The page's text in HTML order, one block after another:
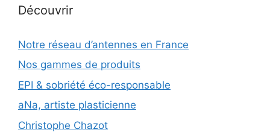
Découvrir
Notre réseau d’antennes en France
Nos gammes de produits
EPI & sobriété éco-responsable
aNa, artiste plasticienne
Christophe Chazot